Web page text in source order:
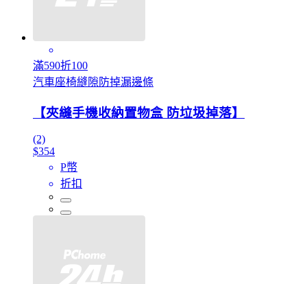
滿590折100
汽車座椅縫隙防掉漏邊條
【夾縫手機收納置物盒 防垃圾掉落】
(2)
$354
P幣
折扣